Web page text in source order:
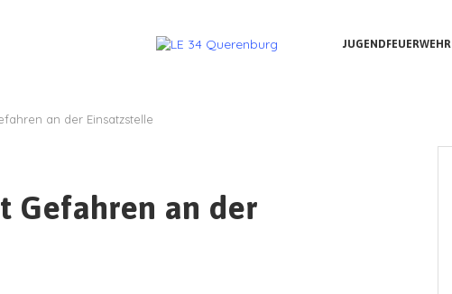
JUGENDFEUERWEHR
an der Einsatzstelle
Gefahren an der